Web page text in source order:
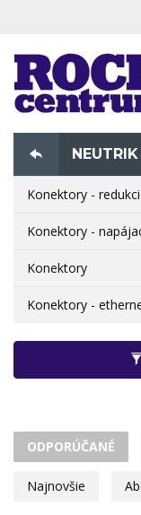
NEUTRIK
Konektory -
Konektory -
Konektory
Konektory -
ODPORÚČANÉ
Najnovšie